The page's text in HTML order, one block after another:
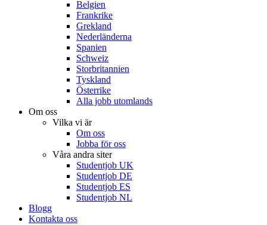
Belgien
Frankrike
Grekland
Nederländerna
Spanien
Schweiz
Storbritannien
Tyskland
Österrike
Alla jobb utomlands
Om oss
Vilka vi är
Om oss
Jobba för oss
Våra andra siter
Studentjob UK
Studentjob DE
Studentjob ES
Studentjob NL
Blogg
Kontakta oss